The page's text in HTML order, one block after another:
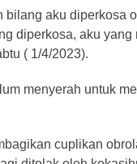
bilang aku diperkosa
diperkosa, aku yang
( 1/4/2023).
menyerah untuk
cuplikan